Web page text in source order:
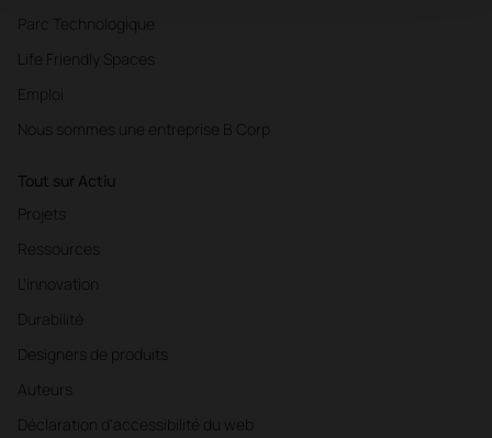
Parc Technologique
Life Friendly Spaces
Emploi
Nous sommes une entreprise B Corp
Tout sur Actiu
Projets
Ressources
L'innovation
Durabilité
Designers de produits
Auteurs
Déclaration d'accessibilité du web